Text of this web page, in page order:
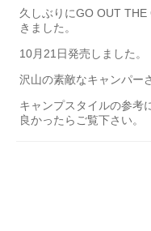
久しぶりにGO OUT
きました。
10月21日発売しました。
沢山の素敵なキャンパー
キャンプスタイルの参考
良かったらご覧下さい。